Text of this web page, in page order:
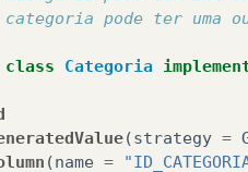
categoria pode ter uma
class Categoria
(strategy =
(name =